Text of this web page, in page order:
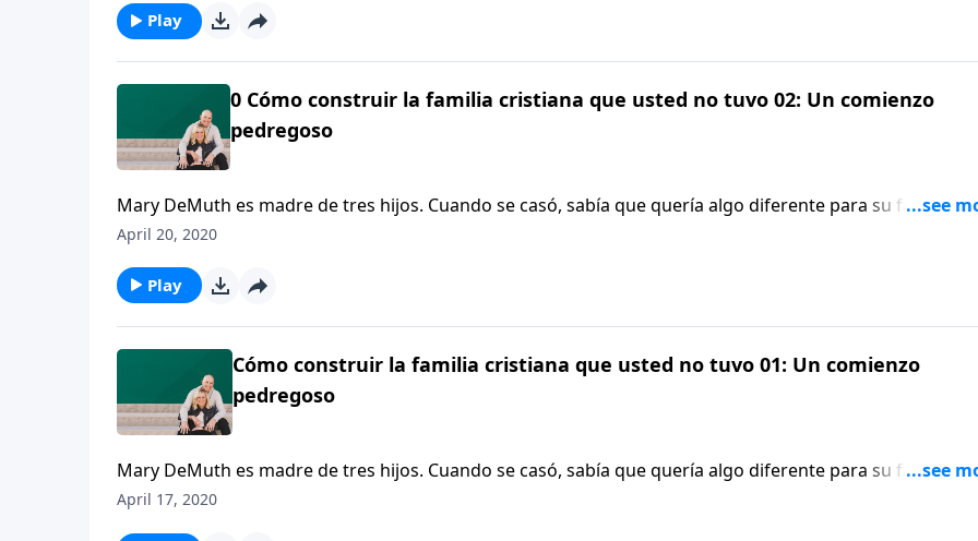
Play
0 Cómo construir la familia cristiana que usted no tuvo 02: Un comienzo
pedregoso
Mary DeMuth es madre de tres hijos. Cuando se casó, sabía que quería algo diferente para su familia
que experimentó en su niñez y adolescencia.
April 20, 2020
Play
Cómo construir la familia cristiana que usted no tuvo 01: Un comienzo
pedregoso
Mary DeMuth es madre de tres hijos. Cuando se casó, sabía que quería algo diferente para su familia
que experimentó en su niñez y adolescencia.
April 17, 2020